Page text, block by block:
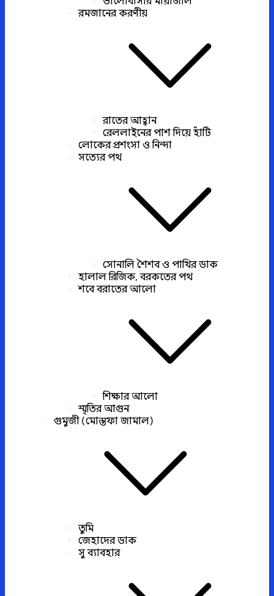
রমজানের করণীয়
রাতের আহ্বান
রেললাইনের পাশ দিয়ে হাঁটি
লোকের প্রশংসা ও নিন্দা
সত্যের পথ
সোনালি শৈশব ও পাখির ডাক
হালাল রিজিক, বরকতের পথ
শবে বরাতের আলো
শিক্ষার আলো
স্মৃতির আগুন
গুমুজী (মোস্তফা জামাল)
তুমি
জেহাদের ডাক
সু ব্যাবহার